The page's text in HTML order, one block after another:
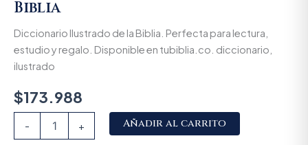
Biblia
Diccionario Ilustrado de la Biblia. Perfecta para lectura,
estudio y regalo. Disponible en tubiblia.co. diccionario,
ilustrado
$173.988
- + Añadir al carrito